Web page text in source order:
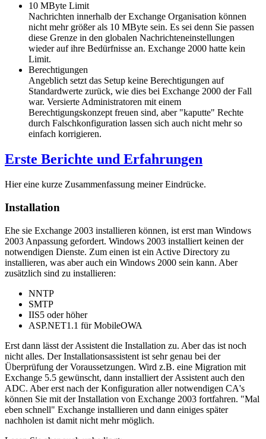
10 MByte Limit
Nachrichten innerhalb der Exchange Organisation können
nicht mehr größer als 10 MByte sein. Es sei denn Sie passen
diese Grenze in den globalen Nachrichteneinstellungen
wieder auf ihre Bedürfnisse an. Exchange 2000 hatte kein
Limit.
Berechtigungen
Angeblich setzt das Setup keine Berechtigungen auf
Standardwerte zurück, wie dies bei Exchange 2000 der Fall
war. Versierte Administratoren mit einem
Berechtigungskonzept freuen sind, aber "kaputte" Rechte
durch Falschkonfiguration lassen sich auch nicht mehr so
einfach korrigieren.
Erste Berichte und Erfahrungen
Hier eine kurze Zusammenfassung meiner Eindrücke.
Installation
Ehe sie Exchange 2003 installieren können, ist erst man Windows
2003 Anpassung gefordert. Windows 2003 installiert keinen der
notwendigen Dienste. Zum einen ist ein Active Directory zu
installieren, was aber auch ein Windows 2000 sein kann. Aber
zusätzlich sind zu installieren:
NNTP
SMTP
IIS5 oder höher
ASP.NET1.1 für MobileOWA
Erst dann lässt der Assistent die Installation zu. Aber das ist noch
nicht alles. Der Installationsassistent ist sehr genau bei der
Überprüfung der Voraussetzungen. Wird z.B. eine Migration mit
Exchange 5.5 gewünscht, dann installiert der Assistent auch den
ADC. Aber erst nach der Konfiguration aller notwendigen CA's
können Sie mit der Installation von Exchange 2003 fortfahren. "Mal
eben schnell" Exchange installieren und dann einiges später
nachholen ist damit nicht mehr möglich.